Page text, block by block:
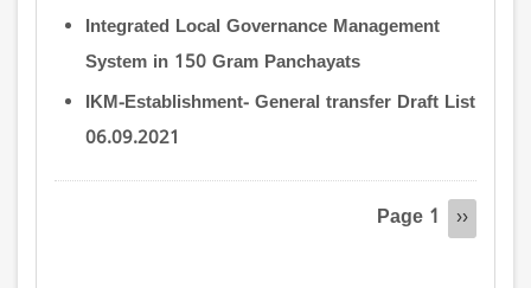
Integrated Local Governance Management
System in 150 Gram Panchayats
IKM-Establishment- General transfer Draft List
06.09.2021
Page 1
Next
››